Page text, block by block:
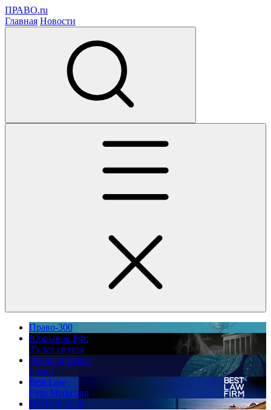
ПРАВО.ru
Главная Новости
Право-300
Юррынок РФ:
35 лет спустя
Экологическое
право
Best Law
Firm Marketing
ПМЮФ 2026